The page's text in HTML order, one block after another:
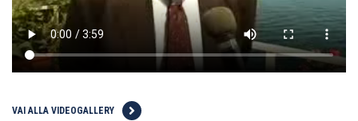
VAI ALLA VIDEOGALLERY